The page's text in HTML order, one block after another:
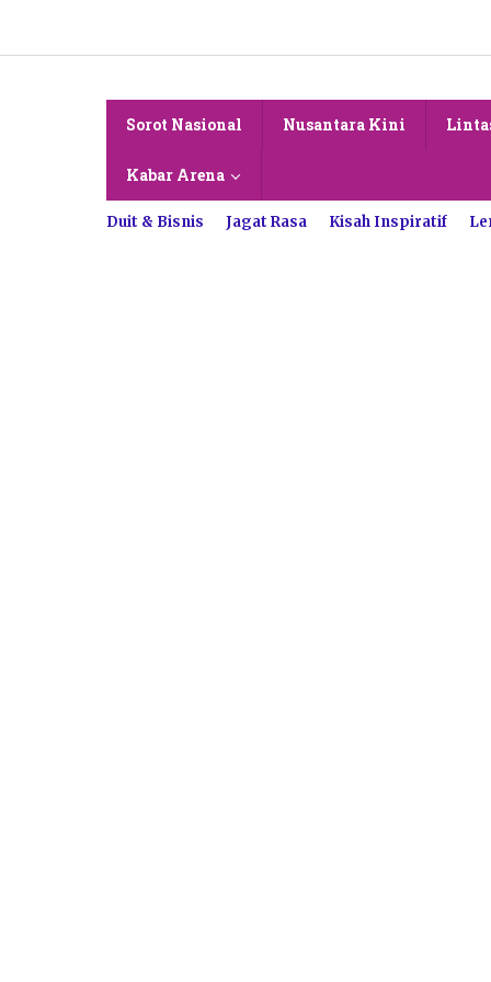
konten
Sorot Nasional Nusantara Kini
Kabar Arena
Duit & Bisnis Jagat Rasa Kisah Inspiratif